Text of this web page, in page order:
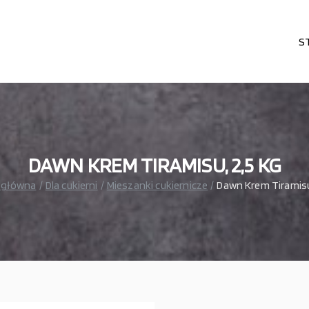
DAWN KREM TIRAMISU, 2,5 KG
Dla cukierni Mieszanki cukiernicze Dawn Krem